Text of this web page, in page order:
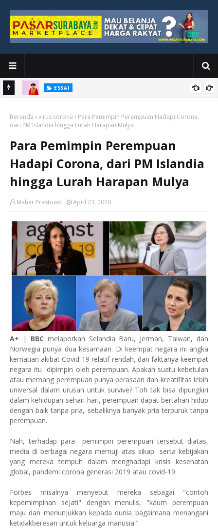
ESSAI
Tidak Berhenti di Panggung Wisuda
Beranda virus corona
Para Pemimpin Perempuan Hadapi Corona,
dari PM Islandia hingga Lurah Harapan Mulya
Para Pemimpin Perempuan
Hadapi Corona, dari PM Islandia
hingga Lurah Harapan Mulya
Mahar Prastowo April 23, 2020
A+ | BBC melaporkan Selandia Baru, Jerman, Taiwan, dan
Norwegia punya dua kesamaan. Di keempat negara ini angka
kematian akibat Covid-19 relatif rendah, dan faktanya keempat
negara itu dipimpin oleh perempuan. Apakah suatu kebetulan
atau memang perempuan punya perasaan dan kreatifitas lebih
universal dalam urusan untuk survive? Toh tak bisa dipungkiri
dalam kehidupan sehari-hari, perempuan dapat bertahan hidup
dengan baik tanpa pria, sebaliknya banyak pria terpuruk tanpa
perempuan.
Nah, terhadap para pemimpin perempuan tersebut diatas,
media di berbagai negara memuji atas sikap serta kebijakan
yang mereka tempuh dalam menghadapi krisis kesehatan
global, pandemi corona generasi 2019 atau covid-19.
Forbes misalnya menyebut mereka sebagai "contoh
kepemimpinan sejati" dengan menulis, "kaum perempuan
maju dan menunjukkan kepada dunia bagaimana menangani
ketidakberesan untuk keluarga manusia."